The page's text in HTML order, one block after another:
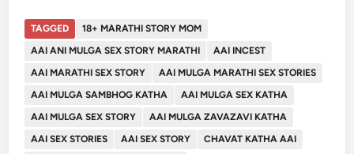
TAGGED
18+ MARATHI STORY MOM
AAI ANI MULGA SEX STORY MARATHI
AAI INCEST
AAI MARATHI SEX STORY
AAI MULGA MARATHI SEX STORIES
AAI MULGA SAMBHOG KATHA
AAI MULGA SEX KATHA
AAI MULGA SEX STORY
AAI MULGA ZAVAZAVI KATHA
AAI SEX STORIES
AAI SEX STORY
CHAVAT KATHA AAI